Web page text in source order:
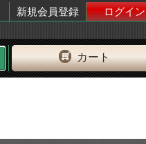
新規会員登録
ログイン
カート